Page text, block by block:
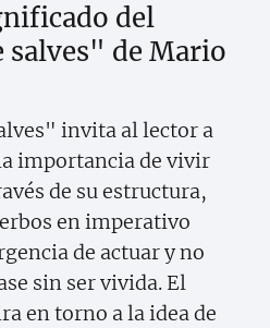
del
salves" de Mario
invita al lector a
importancia de vivir
de su estructura,
en imperativo
de actuar y no
sin ser vivida. El
en torno a la idea de